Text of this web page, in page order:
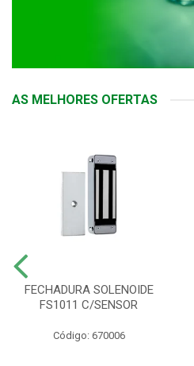
AS MELHORES OFERTAS
FECHADURA SOLENOIDE
FS1011 C/SENSOR
Código: 670006